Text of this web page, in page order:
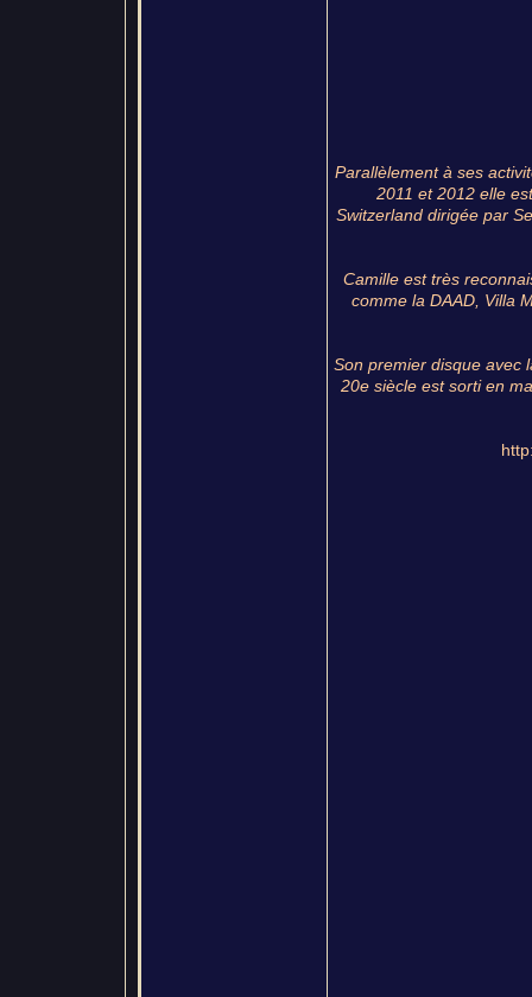
Parallèlement à ses
2011 et 2012 elle
Switzerland dirigée par
Camille est très
comme la DAAD, Villa
Son premier disque avec
20e siècle est sorti en